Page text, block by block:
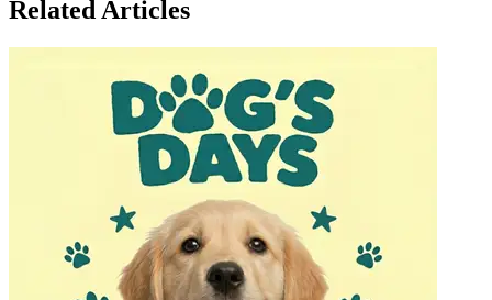
Related Articles